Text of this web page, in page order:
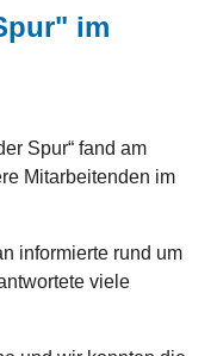
im
Spur“ fand am
Mitarbeitenden im
informierte rund um
viele